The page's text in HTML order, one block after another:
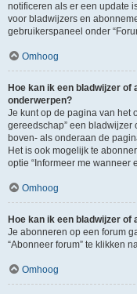
notificeren als er een update
voor bladwijzers en
gebruikerspaneel onder
Omhoog
Hoe kan ik een bladwijzer
onderwerpen?
Je kunt op de pagina van het
gereedschap” een bladwijzer
boven- als onderaan de
Het is ook mogelijk te
optie “Informeer me wanneer
Omhoog
Hoe kan ik een bladwijzer
Je abonneren op een forum
“Abonneer forum” te klikken
Omhoog